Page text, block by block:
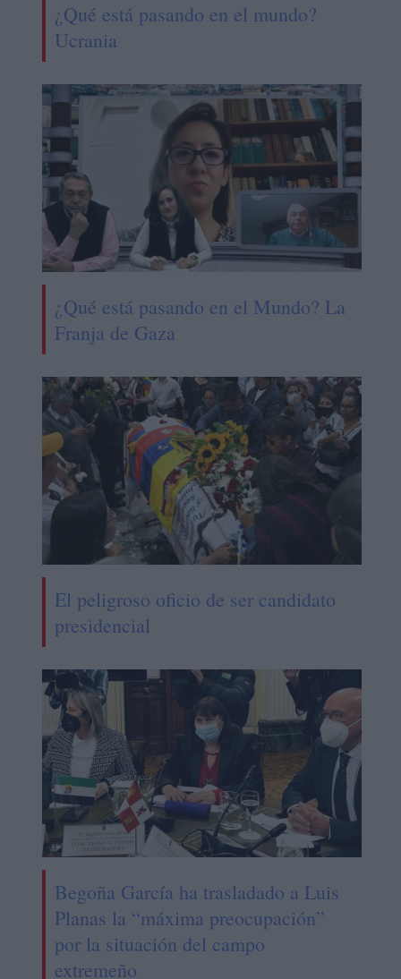
¿Qué está pasando en el mundo?
Ucrania
¿Qué está pasando en el Mundo? La
Franja de Gaza
El peligroso oficio de ser candidato
presidencial
Begoña García ha trasladado a Luis
Planas la “máxima preocupación”
por la situación del campo
extremeño